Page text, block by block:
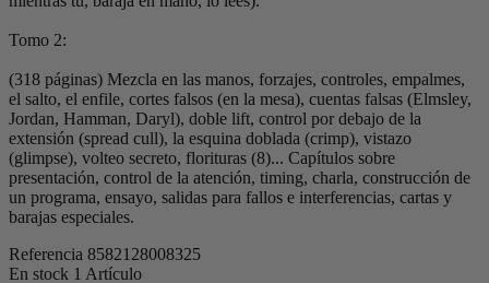
Tomo 2:
(318 páginas) Mezcla en las manos, forzajes, controles, empalmes,
el salto, el enfile, cortes falsos (en la mesa), cuentas falsas (Elmsley,
Jordan, Hamman, Daryl), doble lift, control por debajo de la
extensión (spread cull), la esquina doblada (crimp), vistazo
(glimpse), volteo secreto, florituras (8)... Capítulos sobre
presentación, control de la atención, timing, charla, construcción de
un programa, ensayo, salidas para fallos e interferencias, cartas y
barajas especiales.
Referencia 8582128008325
En stock 1 Artículo